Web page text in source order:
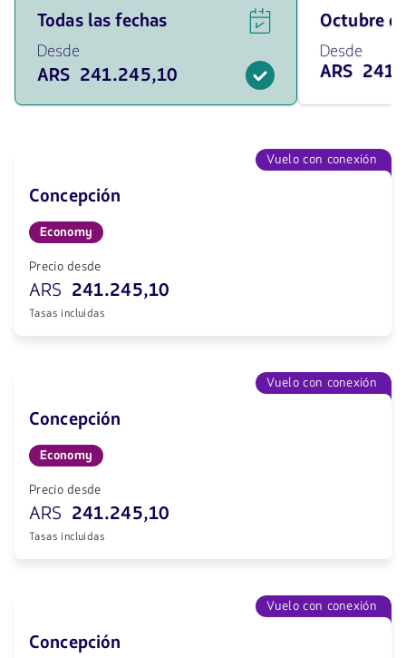
Ver
ofertas
de
vuelos
para
las
Todas las fechas
Desde
ARS 241.245,10
Viaja
en
octubre
de
2026
241245.1
octubre
Desde
ARS
Vuelo con conexión
Concepción
Economy
Precio desde
ARS 241.245,10
Tasas incluidas
Vuelo con conexión
Concepción
Economy
Precio desde
ARS 241.245,10
Tasas incluidas
Vuelo con conexión
Concepción